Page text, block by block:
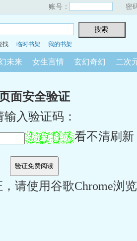
账号： 密
找 临时书架 我的书架
未来 女生言情 玄幻奇幻 二次
面安全验证
输入验证码：
看不清刷新
请使用谷歌Chrome浏览